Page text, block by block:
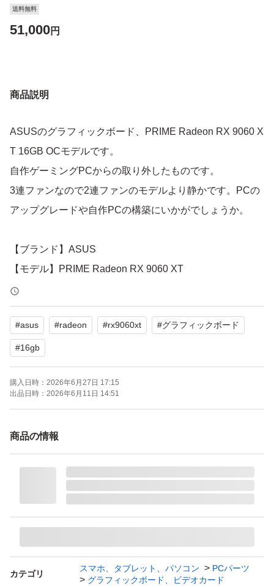
送料無料
51,000円
商品説明
ASUSのグラフィックボード、PRIME Radeon RX 9060 X
T 16GB OCモデルです。
自作ゲーミングPCからの取り外したものです。
3連ファンなので2連ファンのモデルより静かです。PCの
アップグレードや自作PCの構築にいかがでしょうか。
【ブランド】ASUS
【モデル】PRIME Radeon RX 9060 XT
【メモリ】16GB
【状態】目立った傷や汚れ無し
【カラー】ブラック系
すり替え防止の為、返品はご遠慮下さい。
よろしくお願いいたします。
ブランド：ASUS
メモリ容量：16.0 GB
出力端子：HDMI 1ポート DisplayPort 2ポート
#asus #radeon #rx9060xt #グラフィックボード
#16gb
購入日時： 2026年6月27日 17:15
出品日時： 2026年6月11日 14:51
商品の情報
カテゴリ
スマホ、タブレット、パソコン
PCパーツ
グラフィックボード、ビデオカード